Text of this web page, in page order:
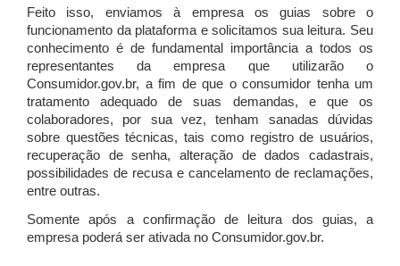
Feito isso, enviamos à empresa os guias sobre o
funcionamento da plataforma e solicitamos sua leitura. Seu
conhecimento é de fundamental importância a todos os
representantes da empresa que utilizarão o
Consumidor.gov.br, a fim de que o consumidor tenha um
tratamento adequado de suas demandas, e que os
colaboradores, por sua vez, tenham sanadas dúvidas
sobre questões técnicas, tais como registro de usuários,
recuperação de senha, alteração de dados cadastrais,
possibilidades de recusa e cancelamento de reclamações,
entre outras.
Somente após a confirmação de leitura dos guias, a
empresa poderá ser ativada no Consumidor.gov.br.